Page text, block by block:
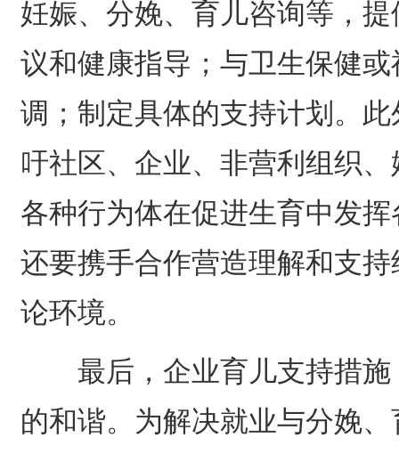
妊娠、分娩、育儿咨询等，
议和健康指导；与卫生保健
调；制定具体的支持计划。
吁社区、企业、非营利组织
各种行为体在促进生育中发
还要携手合作营造理解和支
论环境。
最后，企业育儿支持措施
的和谐。为解决就业与分娩